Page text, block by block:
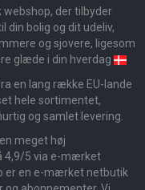
webshop, der tilbyder
din bolig og dit udeliv,
og sjovere, ligesom
glæde i din hverdag
en lang række EU-lande
hele sortimentet,
og samlet levering.
meget høj
4,9/5 via e-mærket
er en e-mærket netbutik